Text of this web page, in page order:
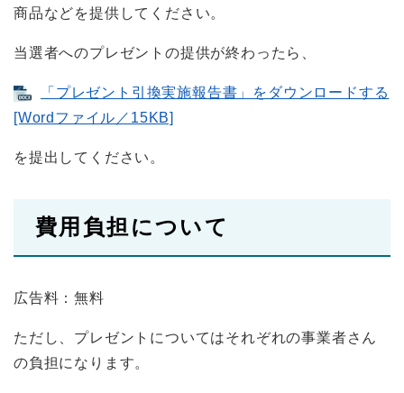
商品などを提供してください。
当選者へのプレゼントの提供が終わったら、
「プレゼント引換実施報告書」をダウンロードする
[Wordファイル／15KB]
を提出してください。
費用負担について
広告料：無料
ただし、プレゼントについてはそれぞれの事業者さん
の負担になります。